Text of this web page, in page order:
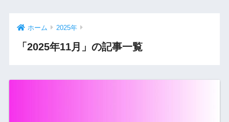
ホーム 2025年
「2025年11月」の記事一覧